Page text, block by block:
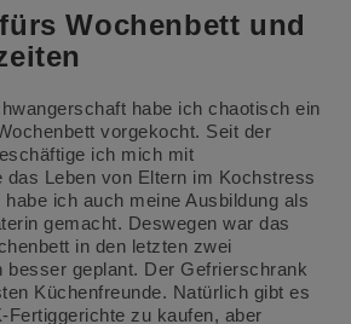
Wochenbett und
habe ich chaotisch ein
vorgekocht. Seit der
ich mich mit
das Leben von Eltern im Kochstress
ich auch meine Ausbildung als
gemacht. Deswegen war das
in den letzten zwei
besser geplant. Der Gefrierschrank
Küchenfreunde. Natürlich gibt es
Fertiggerichte zu kaufen, aber